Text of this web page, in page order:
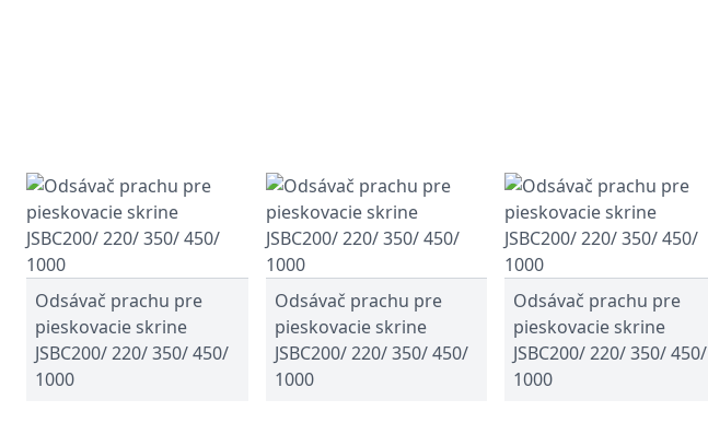
Odsávač prachu pre
pieskovacie skrine
JSBC200/ 220/ 350/ 450/
1000
Odsávač prachu pre
pieskovacie skrine
JSBC200/ 220/ 350/ 450/
1000
Odsávač prachu pre
pieskovacie skrine
JSBC200/ 220/ 350/ 450/
1000